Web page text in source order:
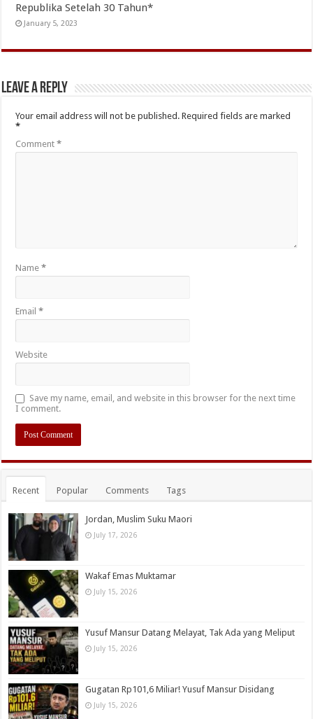
Republika Setelah 30 Tahun*
January 5, 2023
Leave a Reply
Your email address will not be published. Required fields are marked
*
Comment*
Name*
Email*
Website
Save my name, email, and website in this browser for the next time
I comment.
Recent Popular Comments Tags
Jordan, Muslim Suku Maori
July 17, 2026
Wakaf Emas Muktamar
July 15, 2026
Yusuf Mansur Datang Melayat, Tak Ada yang Meliput
July 15, 2026
Gugatan Rp101,6 Miliar! Yusuf Mansur Disidang
July 15, 2026